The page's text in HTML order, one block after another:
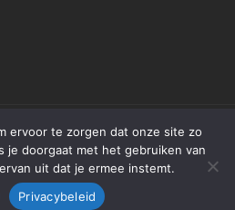
|Disclaimer, Privacyverklaring en
beleid
ervoor te zorgen dat onze site zo
je doorgaat met het gebruiken van
uit dat je ermee instemt.
Privacybeleid